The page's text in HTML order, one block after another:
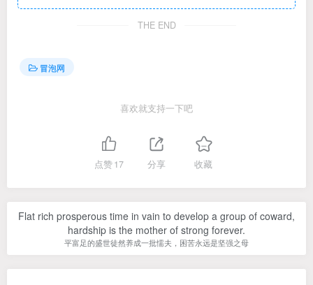
THE END
冒泡网
喜欢就支持一下吧
点赞17 分享 收藏
Flat rich prosperous time in vain to develop a group of coward,
hardship is the mother of strong forever.
平富足的盛世徒然养成一批懦夫，困苦永远是坚强之母